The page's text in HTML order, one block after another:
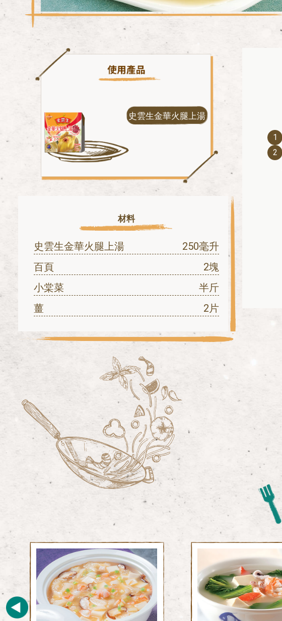
史雲生金華火腿上湯
材料
史雲生金華火腿上湯
250毫升
百頁
2塊
小棠菜
半斤
薑
2片
1
2